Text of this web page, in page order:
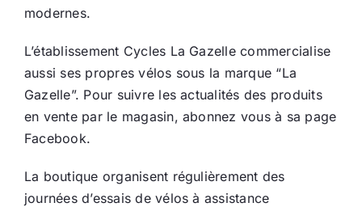
modernes.
L’établissement Cycles La Gazelle commercialise
aussi ses propres vélos sous la marque “La
Gazelle”. Pour suivre les actualités des produits
en vente par le magasin, abonnez vous à sa page
Facebook.
La boutique organisent régulièrement des
journées d’essais de vélos à assistance